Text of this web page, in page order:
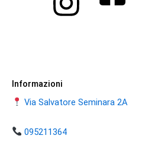
Informazioni
Via Salvatore Seminara 2A
095211364